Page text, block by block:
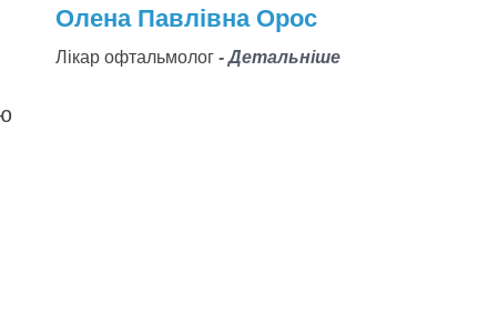
Олена Павлівна Орос
Лікар офтальмолог - Детальніше